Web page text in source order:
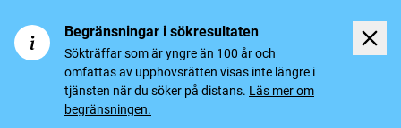
Begränsningar i sökresultaten
Sökträffar som är yngre än 100 år och
omfattas av upphovsrätten visas inte längre i
tjänsten när du söker på distans. Läs mer om
begränsningen.